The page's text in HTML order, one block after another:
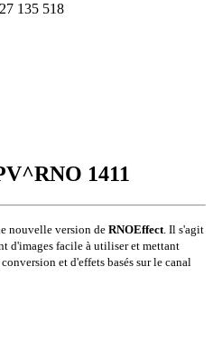
135 518
1411
nouvelle version de RNOEffect . Il s'agit
d'images facile à utiliser et mettant
et d'effets basés sur le canal